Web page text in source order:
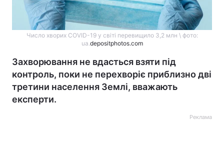
Число хворих COVID-19 у світі перевищило 3,2 млн \ фото:
ua.depositphotos.com
Захворювання не вдасться взяти під
контроль, поки не перехворіє приблизно дві
третини населення Землі, вважають
експерти.
Реклама